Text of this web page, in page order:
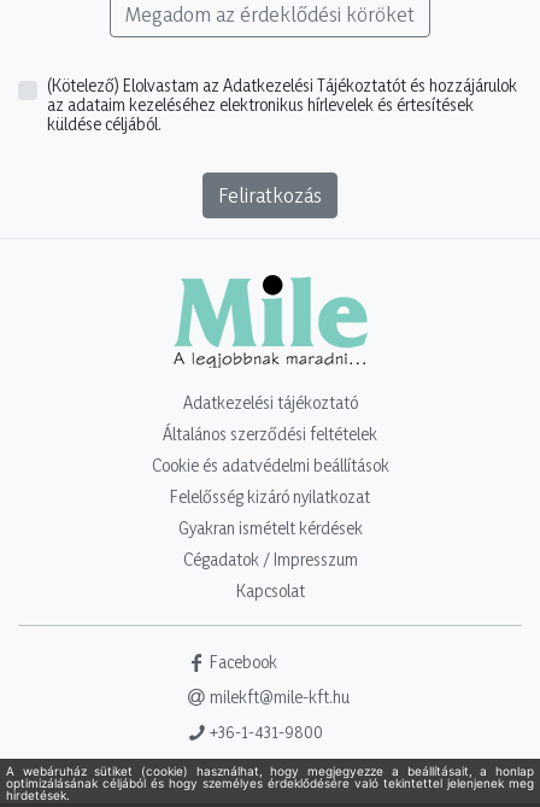
Megadom az érdeklődési köröket
(Kötelező) Elolvastam az Adatkezelési Tájékoztatót és hozzájárulok
az adataim kezeléséhez elektronikus hírlevelek és értesítések
küldése céljából.
Feliratkozás
Adatkezelési tájékoztató
Általános szerződési feltételek
Cookie és adatvédelmi beállítások
Felelősség kizáró nyilatkozat
Gyakran ismételt kérdések
Cégadatok / Impresszum
Kapcsolat
Facebook
milekft@mile-kft.hu
+36-1-431-9800